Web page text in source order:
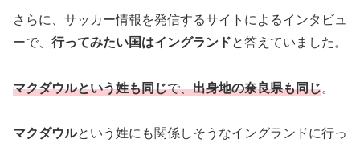
さらに、サッカー情報を発信するサイトによるインタビュ
ーで、 行ってみたい国はイングランドと答えていました。
マクダウルという姓も同じで、出身地の奈良県も同じ。
マクダウルという姓にも関係しそうなイングランドに行っ